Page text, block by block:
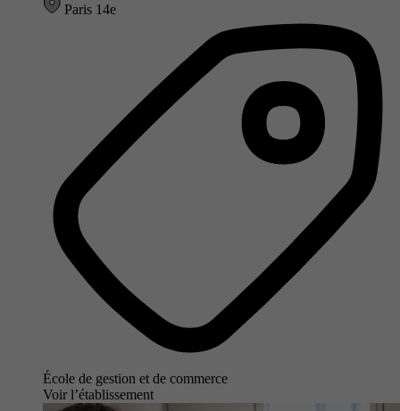
Paris 14e
École de gestion et de commerce
Voir l’établissement